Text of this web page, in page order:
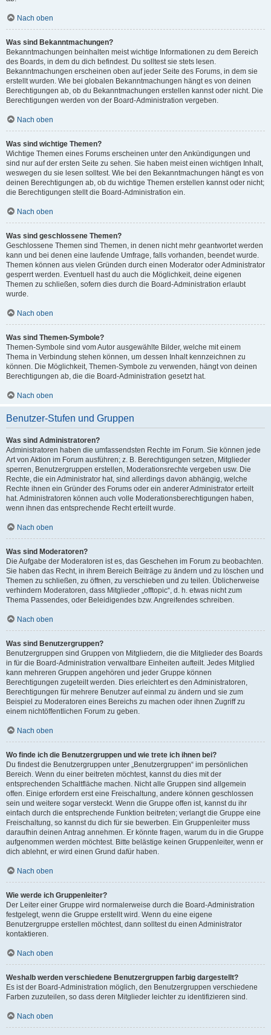
Nach oben
Was sind Bekanntmachungen?
Bekanntmachungen beinhalten meist wichtige Informationen zu dem Bereich
des Boards, in dem du dich befindest. Du solltest sie stets lesen.
Bekanntmachungen erscheinen oben auf jeder Seite des Forums, in dem sie
erstellt wurden. Wie bei globalen Bekanntmachungen hängt es von deinen
Berechtigungen ab, ob du Bekanntmachungen erstellen kannst oder nicht. Die
Berechtigungen werden von der Board-Administration vergeben.
Nach oben
Was sind wichtige Themen?
Wichtige Themen eines Forums erscheinen unter den Ankündigungen und
sind nur auf der ersten Seite zu sehen. Sie haben meist einen wichtigen Inhalt,
weswegen du sie lesen solltest. Wie bei den Bekanntmachungen hängt es von
deinen Berechtigungen ab, ob du wichtige Themen erstellen kannst oder nicht;
die Berechtigungen stellt die Board-Administration ein.
Nach oben
Was sind geschlossene Themen?
Geschlossene Themen sind Themen, in denen nicht mehr geantwortet werden
kann und bei denen eine laufende Umfrage, falls vorhanden, beendet wurde.
Themen können aus vielen Gründen durch einen Moderator oder Administrator
gesperrt werden. Eventuell hast du auch die Möglichkeit, deine eigenen
Themen zu schließen, sofern dies durch die Board-Administration erlaubt
wurde.
Nach oben
Was sind Themen-Symbole?
Themen-Symbole sind vom Autor ausgewählte Bilder, welche mit einem
Thema in Verbindung stehen können, um dessen Inhalt kennzeichnen zu
können. Die Möglichkeit, Themen-Symbole zu verwenden, hängt von deinen
Berechtigungen ab, die die Board-Administration gesetzt hat.
Nach oben
Benutzer-Stufen und Gruppen
Was sind Administratoren?
Administratoren haben die umfassendsten Rechte im Forum. Sie können jede
Art von Aktion im Forum ausführen; z. B. Berechtigungen setzen, Mitglieder
sperren, Benutzergruppen erstellen, Moderationsrechte vergeben usw. Die
Rechte, die ein Administrator hat, sind allerdings davon abhängig, welche
Rechte ihnen ein Gründer des Forums oder ein anderer Administrator erteilt
hat. Administratoren können auch volle Moderationsberechtigungen haben,
wenn ihnen das entsprechende Recht erteilt wurde.
Nach oben
Was sind Moderatoren?
Die Aufgabe der Moderatoren ist es, das Geschehen im Forum zu beobachten.
Sie haben das Recht, in ihrem Bereich Beiträge zu ändern und zu löschen und
Themen zu schließen, zu öffnen, zu verschieben und zu teilen. Üblicherweise
verhindern Moderatoren, dass Mitglieder „offtopic“, d. h. etwas nicht zum
Thema Passendes, oder Beleidigendes bzw. Angreifendes schreiben.
Nach oben
Was sind Benutzergruppen?
Benutzergruppen sind Gruppen von Mitgliedern, die die Mitglieder des Boards
in für die Board-Administration verwaltbare Einheiten aufteilt. Jedes Mitglied
kann mehreren Gruppen angehören und jeder Gruppe können
Berechtigungen zugeteilt werden. Dies erleichtert es den Administratoren,
Berechtigungen für mehrere Benutzer auf einmal zu ändern und sie zum
Beispiel zu Moderatoren eines Bereichs zu machen oder ihnen Zugriff zu
einem nichtöffentlichen Forum zu geben.
Nach oben
Wo finde ich die Benutzergruppen und wie trete ich ihnen bei?
Du findest die Benutzergruppen unter „Benutzergruppen“ im persönlichen
Bereich. Wenn du einer beitreten möchtest, kannst du dies mit der
entsprechenden Schaltfläche machen. Nicht alle Gruppen sind allgemein
offen. Einige erfordern erst eine Freischaltung, andere können geschlossen
sein und weitere sogar versteckt. Wenn die Gruppe offen ist, kannst du ihr
einfach durch die entsprechende Funktion beitreten; verlangt die Gruppe eine
Freischaltung, so kannst du dich für sie bewerben. Ein Gruppenleiter muss
daraufhin deinen Antrag annehmen. Er könnte fragen, warum du in die Gruppe
aufgenommen werden möchtest. Bitte belästige keinen Gruppenleiter, wenn er
dich ablehnt, er wird einen Grund dafür haben.
Nach oben
Wie werde ich Gruppenleiter?
Der Leiter einer Gruppe wird normalerweise durch die Board-Administration
festgelegt, wenn die Gruppe erstellt wird. Wenn du eine eigene
Benutzergruppe erstellen möchtest, dann solltest du einen Administrator
kontaktieren.
Nach oben
Weshalb werden verschiedene Benutzergruppen farbig dargestellt?
Es ist der Board-Administration möglich, den Benutzergruppen verschiedene
Farben zuzuteilen, so dass deren Mitglieder leichter zu identifizieren sind.
Nach oben